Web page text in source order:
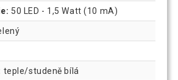
50 LED - 1,5 Watt (10 mA)
teple/studeně bílá